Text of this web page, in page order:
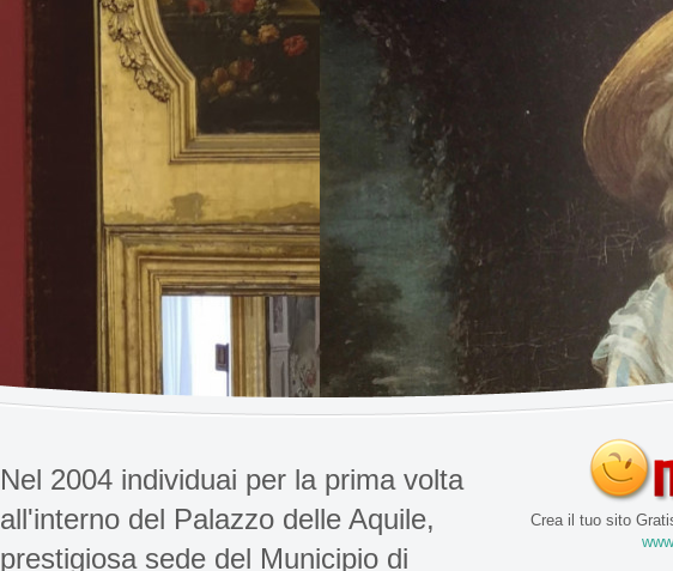
Nel 2004 individuai per la prima volta
all'interno del Palazzo delle Aquile,
prestigiosa sede del Municipio di
Crea il tuo sito